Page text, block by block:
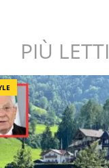
PIÙ LETTI